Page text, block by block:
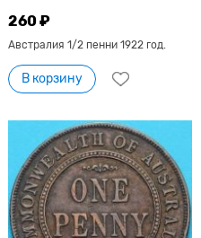
260 ₽
Австралия 1/2 пенни 1922 год.
В корзину